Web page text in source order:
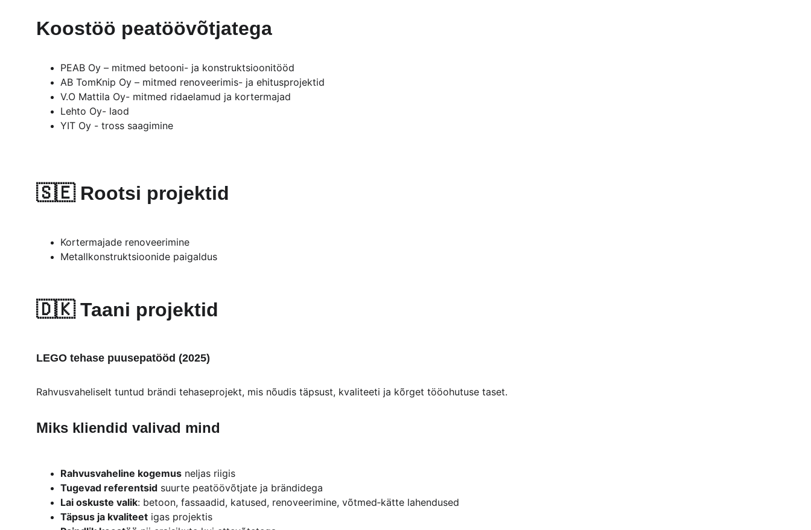
Koostöö peatöövõtjatega
PEAB Oy – mitmed betooni- ja konstruktsioonitööd
AB TomKnip Oy – mitmed renoveerimis- ja ehitusprojektid
V.O Mattila Oy- mitmed ridaelamud ja kortermajad
Lehto Oy- laod
YIT Oy - tross saagimine
🇸🇪 Rootsi projektid
Kortermajade renoveerimine
Metallkonstruktsioonide paigaldus
🇩🇰 Taani projektid
LEGO tehase puusepatööd (2025)
Rahvusvaheliselt tuntud brändi tehaseprojekt, mis nõudis täpsust, kvaliteeti ja kõrget tööohutuse taset.
Miks kliendid valivad mind
Rahvusvaheline kogemus neljas riigis
Tugevad referentsid suurte peatöövõtjate ja brändidega
Lai oskuste valik: betoon, fassaadid, katused, renoveerimine, võtmed‑kätte lahendused
Täpsus ja kvaliteet igas projektis